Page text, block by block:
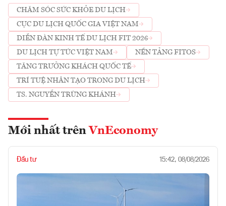
CHĂM SÓC SỨC KHỎE DU LỊCH
CỤC DU LỊCH QUỐC GIA VIỆT NAM
DIỄN ĐÀN KINH TẾ DU LỊCH FIT 2026
DU LỊCH TỰ TÚC VIỆT NAM
NỀN TẢNG FITOS
TĂNG TRƯỞNG KHÁCH QUỐC TẾ
TRÍ TUỆ NHÂN TẠO TRONG DU LỊCH
TS. NGUYỄN TRÙNG KHÁNH
Mới nhất trên VnEconomy
Đầu tư 15:42, 08/08/2026